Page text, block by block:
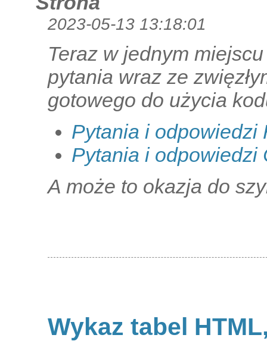
2023-05-13 13:18:01
Teraz w jednym
pytania wraz ze
gotowego do użycia
Pytania i odpowiedzi
Pytania i odpowiedzi
A może to okazja do
Wykaz tabel